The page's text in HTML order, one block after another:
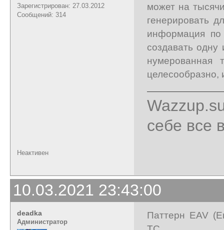
Зарегистрирован: 27.03.2012
Сообщений: 314
может на
генерировать
информация
создавать одну
нумерованная
целесообразно,
себе все
Неактивен
10.03.2021 23:43:00
deadka
Администратор
Паттерн EAV